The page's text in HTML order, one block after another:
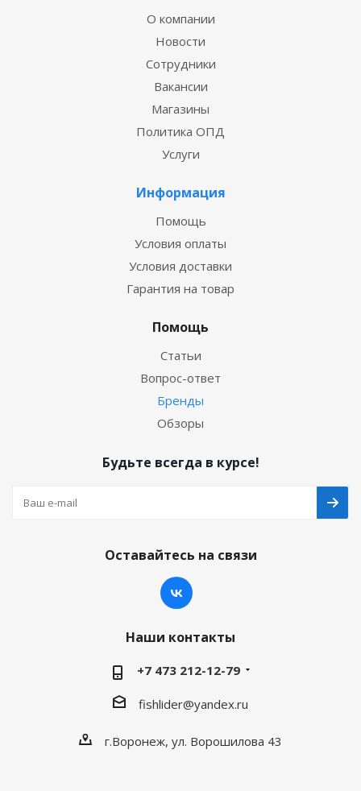
О компании
Новости
Сотрудники
Вакансии
Магазины
Политика ОПД
Услуги
Информация
Помощь
Условия оплаты
Условия доставки
Гарантия на товар
Помощь
Статьи
Вопрос-ответ
Бренды
Обзоры
Будьте всегда в курсе!
Оставайтесь на связи
Наши контакты
+7 473 212-12-79
fishlider@yandex.ru
г.Воронеж, ул. Ворошилова 43